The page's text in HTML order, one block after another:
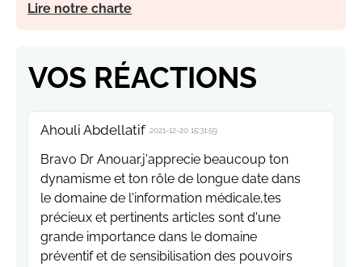
Lire notre charte
VOS RÉACTIONS
Ahouli Abdellatif 2021-12-20 15:31:59
Bravo Dr Anouar.j'apprecie beaucoup ton
dynamisme et ton rôle de longue date dans
le domaine de l'information médicale,tes
précieux et pertinents articles sont d'une
grande importance dans le domaine
préventif et de sensibilisation des pouvoirs